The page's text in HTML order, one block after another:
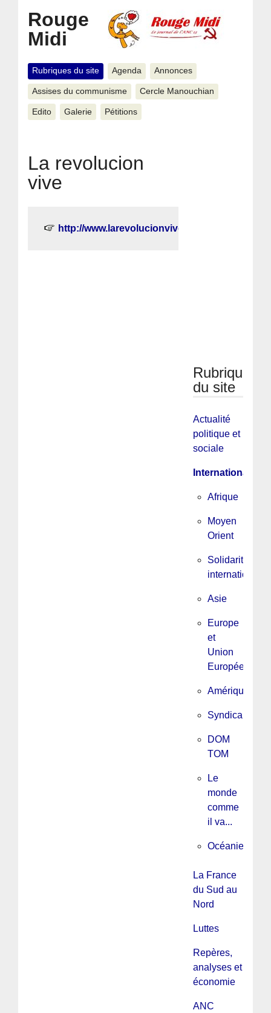
Rouge
Midi
Rubriques du site Agenda Annonces
Assises du communisme Cercle Manouchian
Edito Galerie Pétitions
La revolucion
vive
http://www.larevolucionvive.org.ve/
Rubriques
du site
Actualité
politique et
sociale
International
Afrique
Moyen
Orient
Solidarité
internationale
Asie
Europe
et
Union
Européenne
Amérique
Syndicalisme
DOM
TOM
Le
monde
comme
il va...
Océanie
La France
du Sud au
Nord
Luttes
Repères,
analyses et
économie
ANC